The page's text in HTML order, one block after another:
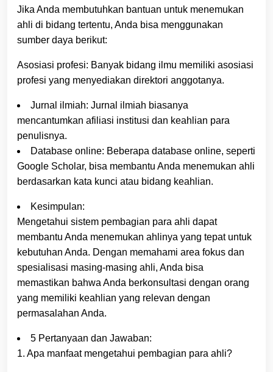
Jika Anda membutuhkan bantuan untuk menemukan
ahli di bidang tertentu, Anda bisa menggunakan
sumber daya berikut:
Asosiasi profesi: Banyak bidang ilmu memiliki asosiasi
profesi yang menyediakan direktori anggotanya.
Jurnal ilmiah: Jurnal ilmiah biasanya
mencantumkan afiliasi institusi dan keahlian para
penulisnya.
Database online: Beberapa database online, seperti
Google Scholar, bisa membantu Anda menemukan ahli
berdasarkan kata kunci atau bidang keahlian.
Kesimpulan:
Mengetahui sistem pembagian para ahli dapat
membantu Anda menemukan ahlinya yang tepat untuk
kebutuhan Anda. Dengan memahami area fokus dan
spesialisasi masing-masing ahli, Anda bisa
memastikan bahwa Anda berkonsultasi dengan orang
yang memiliki keahlian yang relevan dengan
permasalahan Anda.
5 Pertanyaan dan Jawaban:
1. Apa manfaat mengetahui pembagian para ahli?